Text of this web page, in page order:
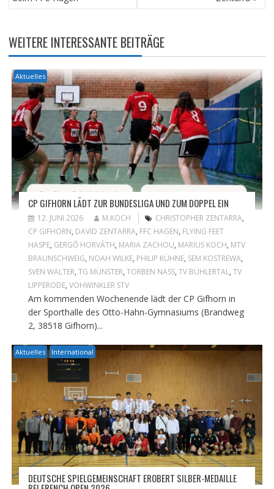
WEITERE INTERESSANTE BEITRÄGE
Aktuelles
CP GIFHORN LÄDT ZUR BUNDESLIGA UND ZUM DOPPEL EIN
12. JUNI 2026 M.KOCH CHRISTOPHER ZENTARRA,
CP GIFHORN, DAVID ZENTARRA, FFC HAGEN, FLYING FEET
HASPE, GERGŐ HORVÁTH, MARIA ZACHOU, MARIUS KOCH, MTV
BRAUNSCHWEIG, NOAH WILKE, PHILIP KÜHNE, SEM KOSTREWA,
SVEN WALTER, TG MÜNSTER, TORBEN NASS, TV BÜHLERTAL, TV
LIPPERODE, VOHWINKLER STV
Am kommenden Wochenende lädt der CP Gifhorn in
der Sporthalle des Otto-Hahn-Gymnasiums (Brandweg
2, 38518 Gifhorn)...
Aktuelles International
DEUTSCHE SPIELGEMEINSCHAFT EROBERT SILBER-MEDAILLE